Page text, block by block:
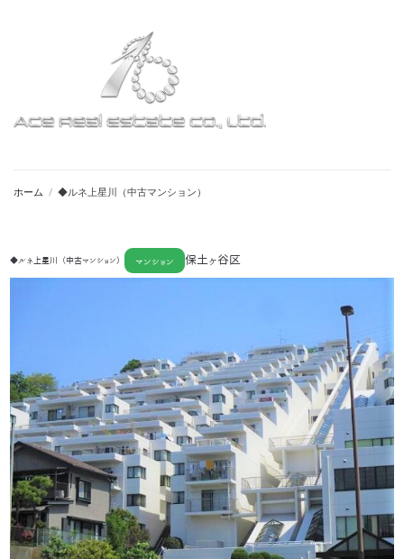
ホーム / ◆ルネ上星川（中古マンション）
◆ルネ上星川（中古マンション） マンション 保土ヶ谷区